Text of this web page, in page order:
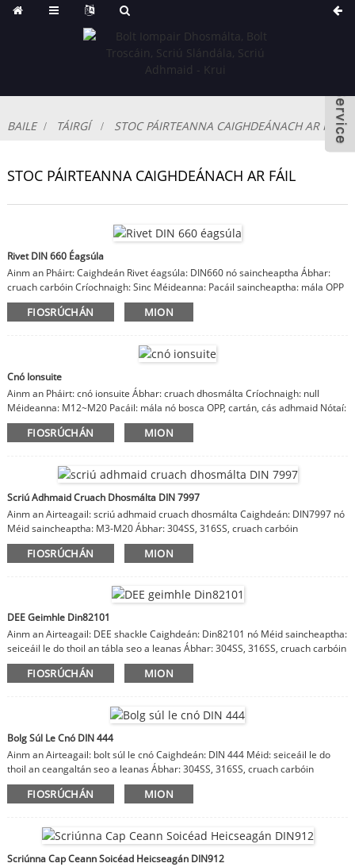
BAILE TÁIRGÍ STOC PÁIRTEANNA CAIGHDEÁNACH AR FÁIL
STOC PÁIRTEANNA CAIGHDEÁNACH AR FÁIL
Rivet DIN 660 Éagsúla
Ainm an Pháirt: Caighdeán Rivet éagsúla: DIN660 nó saincheaptha Ábhar:
cruach carbóin Críochnaigh: Sinc Méideanna: Pacáil saincheaptha: mála OPP
nó bosca, cartán, cás adhmaid Nótaí: ábhar, bailchríoch, tá méideanna
saincheaptha
FIOSRÚCHÁN MION
Cnó Ionsuite
Ainm an Pháirt: cnó ionsuite Ábhar: cruach dhosmálta Críochnaigh: null
Méideanna: M12~M20 Pacáil: mála nó bosca OPP, cartán, cás adhmaid Nótaí:
tá ábhar, bailchríoch, méideanna inoiriúnaithe
FIOSRÚCHÁN MION
Scriú Adhmaid Cruach Dhosmálta DIN 7997
Ainm an Airteagail: scriú adhmaid cruach dhosmálta Caighdeán: DIN7997 nó
Méid saincheaptha: M3-M20 Ábhar: 304SS, 316SS, cruach carbóin
FIOSRÚCHÁN MION
DEE Geimhle Din82101
Ainm an Airteagail: DEE shackle Caighdeán: Din82101 nó Méid saincheaptha:
seiceáil le do thoil an tábla seo a leanas Ábhar: 304SS, 316SS, cruach carbóin
FIOSRÚCHÁN MION
Bolg Súl Le Cnó DIN 444
Ainm an Airteagail: bolt súl le cnó Caighdeán: DIN 444 Méid: seiceáil le do
thoil an ceangaltán seo a leanas Ábhar: 304SS, 316SS, cruach carbóin
FIOSRÚCHÁN MION
Scriúnna Cap Ceann Soicéad Heicseagán DIN912